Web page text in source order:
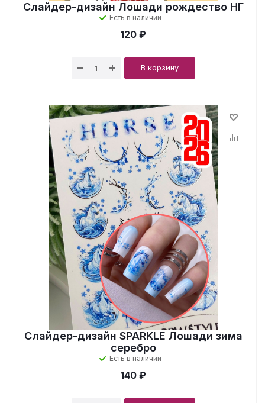
Слайдер-дизайн Лошади рождество НГ
Есть в наличии
120 ₽
В корзину
Слайдер-дизайн SPARKLE Лошади зима
серебро
Есть в наличии
140 ₽